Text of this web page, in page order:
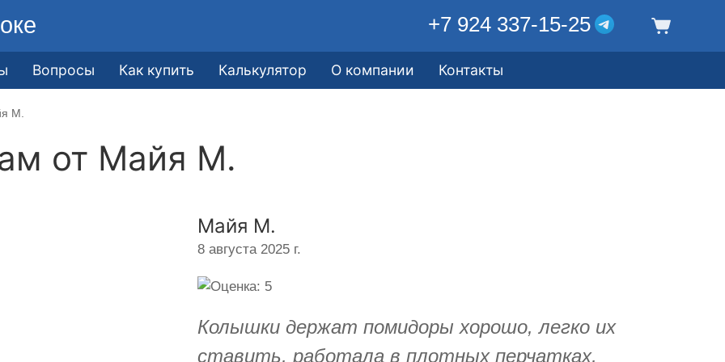
+7 924 337-15-25
Вопросы Как купить Калькулятор О компании Контакты
М.
от Майя М.
Майя М.
8 августа 2025 г.
Колышки держат помидоры хорошо, легко их
ставить, работала в плотных перчатках,